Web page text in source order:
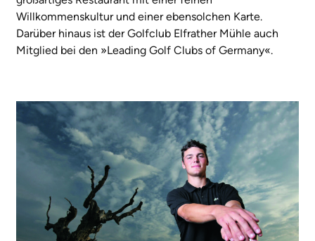
Willkommenskultur und einer ebensolchen Karte.
Darüber hinaus ist der Golfclub Elfrather Mühle auch
Mitglied bei den »Leading Golf Clubs of Germany«.